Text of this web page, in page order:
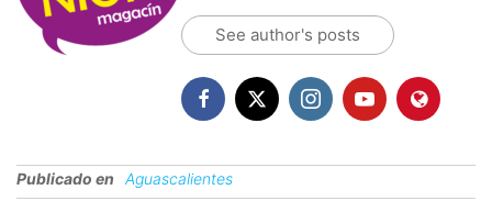
See author's posts
Publicado en Aguascalientes